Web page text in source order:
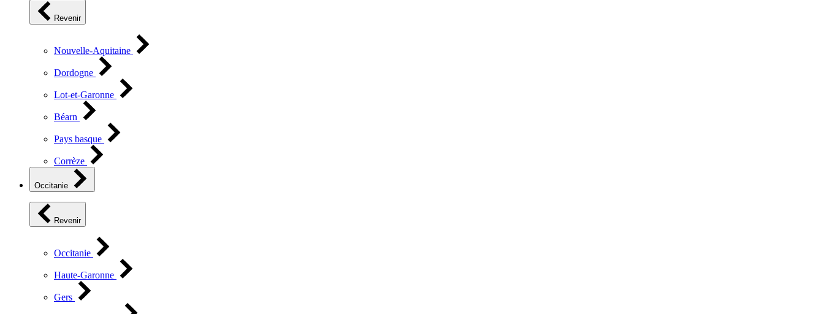
Revenir
Nouvelle-Aquitaine
Dordogne
Lot-et-Garonne
Béarn
Pays basque
Corrèze
Occitanie
Revenir
Occitanie
Haute-Garonne
Gers